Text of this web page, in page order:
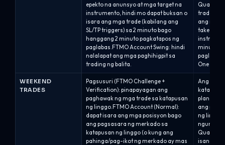
epekto na anunsyo at mga target na
instrumento, hindi mo dapat buksan o
isara ang mga trade (kabilang ang
SL/TP triggers) sa 2 minuto bago
hanggang 2 minuto pagkatapos ng
paglabas.FTMO Account Swing: hindi
nalalapat ang mga paghihigpit sa
trading ng balita.
trade
ang mga
take-
minuto
paglabas
One /
WEEKEND
TRADES
Pagsusuri (FTMO Challenge +
Verification): pinapayagan ang
paghawak ng mga trade sa katapusan
ng linggo.FTMO Account (Normal):
dapat isara ang mga posisyon bago
ang pagsasara ng merkado sa
katapusan ng linggo (o kung ang
pahinga/pag-ikot ng merkado ay mas
Ang mga
plano at
ang
ng linggo
ngunit
Qualified
isang